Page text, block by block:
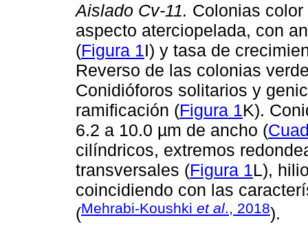
Aislado Cv-11. Colonias
aspecto aterciopelada, con
(Figura 1I) y tasa de
Reverso de las colonias
Conidióforos solitarios y
ramificación (Figura 1K).
6.2 a 10.0 µm de ancho (
cilíndricos, extremos
transversales (Figura 1L),
coincidiendo con las
(Mehrabi-Koushki et al., 2018).